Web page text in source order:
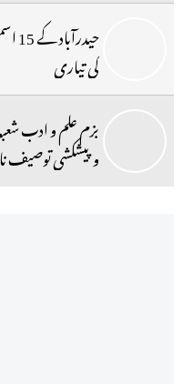
کی تیاری
بزم علم و ادب شعبہ
و پیشکشی توصیف